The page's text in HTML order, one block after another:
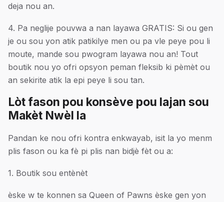
deja nou an.
4. Pa neglije pouvwa a nan layawa GRATIS: Si ou gen
je ou sou yon atik patikilye men ou pa vle peye pou li
moute, mande sou pwogram layawa nou an! Tout
boutik nou yo ofri opsyon peman fleksib ki pèmèt ou
an sekirite atik la epi peye li sou tan.
Lòt fason pou konsève pou lajan sou
Makèt Nwèl la
Pandan ke nou ofri kontra enkwayab, isit la yo menm
plis fason ou ka fè pi plis nan bidjè fèt ou a:
1. Boutik sou entènèt
èske w te konnen sa Queen of Pawns èske gen yon